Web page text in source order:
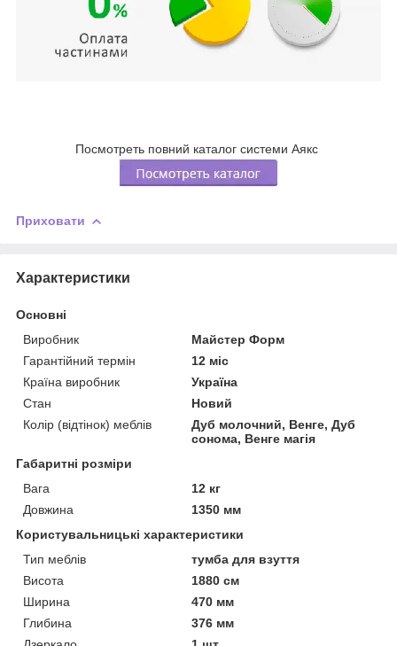
Посмотреть повний каталог системи Аякс
Приховати
Характеристики
Основні
Виробник
Майстер Форм
Гарантійний термін
12 міс
Країна виробник
Україна
Стан
Новий
Колір (відтінок) меблів
Дуб молочний, Венге, Дуб
сонома, Венге магія
Габаритні розміри
Вага
12 кг
Довжина
1350 мм
Користувальницькі характеристики
Тип меблів
тумба для взуття
Висота
1880 см
Ширина
470 мм
Глибина
376 мм